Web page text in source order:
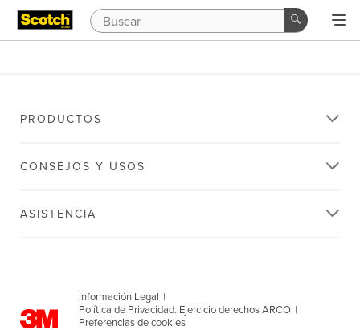
PRODUCTOS
CONSEJOS Y USOS
ASISTENCIA
Información Legal |
Política de Privacidad. Ejercicio derechos ARCO |
Preferencias de cookies